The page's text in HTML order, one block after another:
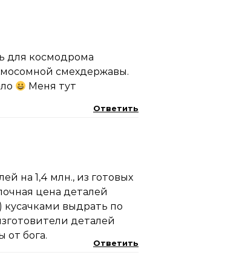
для космодрома
смехдержавы.
Меня тут
Ответить
на 1,4 млн., из готовых
цена деталей
выдрать по
деталей
от бога.
Ответить